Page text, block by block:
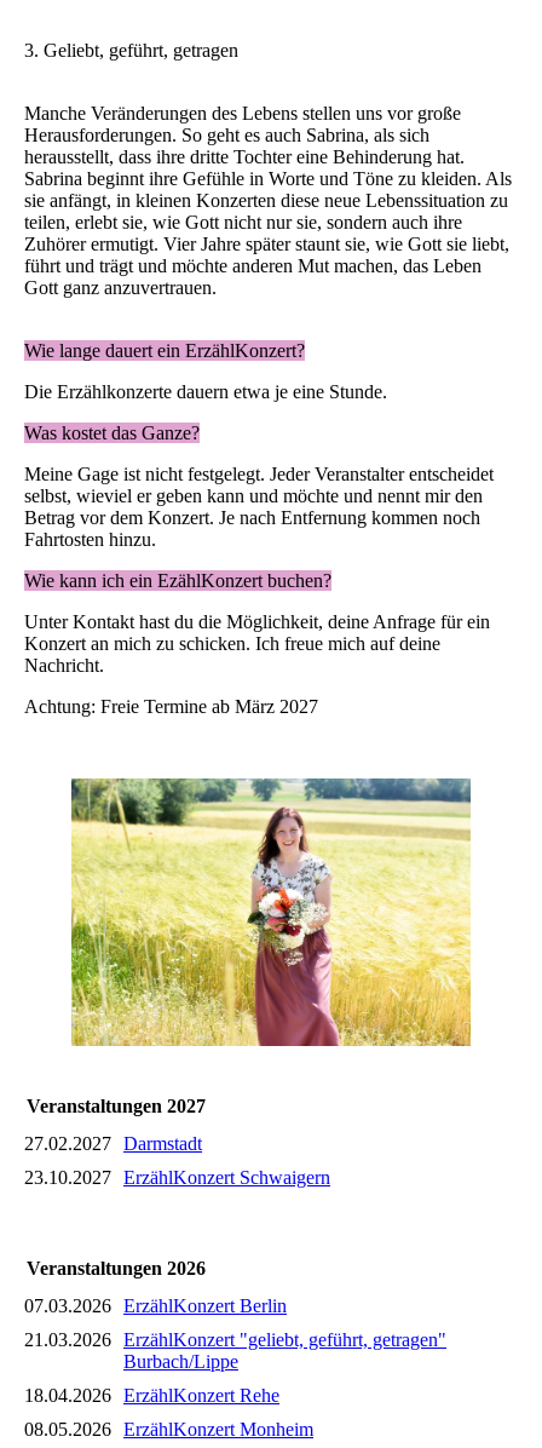
3. Geliebt, geführt, getragen
Manche Veränderungen des Lebens stellen uns vor große
Herausforderungen. So geht es auch Sabrina, als sich
herausstellt, dass ihre dritte Tochter eine Behinderung hat.
Sabrina beginnt ihre Gefühle in Worte und Töne zu kleiden. Als
sie anfängt, in kleinen Konzerten diese neue Lebenssituation zu
teilen, erlebt sie, wie Gott nicht nur sie, sondern auch ihre
Zuhörer ermutigt. Vier Jahre später staunt sie, wie Gott sie liebt,
führt und trägt und möchte anderen Mut machen, das Leben
Gott ganz anzuvertrauen.
Wie lange dauert ein ErzählKonzert?
Die Erzählkonzerte dauern etwa je eine Stunde.
Was kostet das Ganze?
Meine Gage ist nicht festgelegt. Jeder Veranstalter entscheidet
selbst, wieviel er geben kann und möchte und nennt mir den
Betrag vor dem Konzert. Je nach Entfernung kommen noch
Fahrtosten hinzu.
Wie kann ich ein EzählKonzert buchen?
Unter Kontakt hast du die Möglichkeit, deine Anfrage für ein
Konzert an mich zu schicken. Ich freue mich auf deine
Nachricht.
Achtung: Freie Termine ab März 2027
Veranstaltungen 2027
27.02.2027 Darmstadt
23.10.2027 ErzählKonzert Schwaigern
Veranstaltungen 2026
07.03.2026 ErzählKonzert Berlin
21.03.2026 ErzählKonzert "geliebt, geführt, getragen"
Burbach/Lippe
18.04.2026 ErzählKonzert Rehe
08.05.2026 ErzählKonzert Monheim